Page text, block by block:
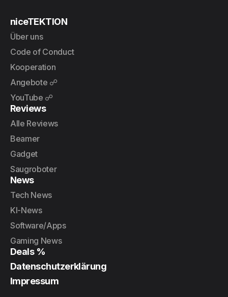
niceTEKTION
Über uns
Code of Conduct
Kooperation
Angebote ☍
YouTube ☍
Reviews
Alle Reviews
Beamer
Gadget
Saugroboter
News
Tech News
KI-News
Software/Apps
Gaming News
Deals %
Datenschutzerklärung
Impressum